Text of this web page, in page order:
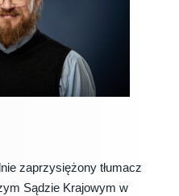
zaprzysiężony tłumacz
Sądzie Krajowym w